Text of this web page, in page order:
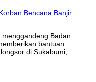
Badan
bantuan
di Sukabumi,